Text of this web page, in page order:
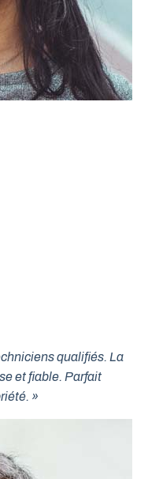
qualifiés. La
et fiable. Parfait
»